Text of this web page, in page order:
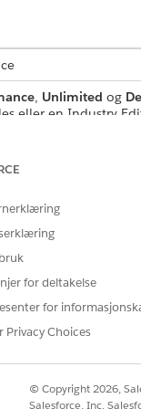
, Unlimited og
eller en Industry
hva
i Sales
som
for deltakelse
for
Privacy Choices
© Copyright 2026,
Salesforce, Inc.